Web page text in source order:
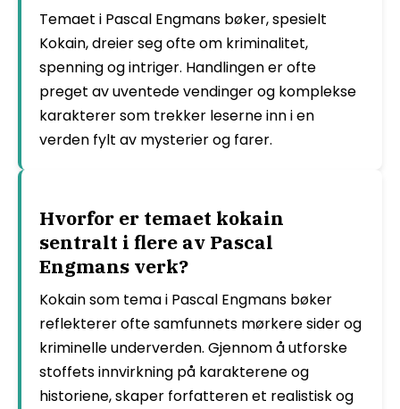
Temaet i Pascal Engmans bøker, spesielt
Kokain, dreier seg ofte om kriminalitet,
spenning og intriger. Handlingen er ofte
preget av uventede vendinger og komplekse
karakterer som trekker leserne inn i en
verden fylt av mysterier og farer.
Hvorfor er temaet kokain
sentralt i flere av Pascal
Engmans verk?
Kokain som tema i Pascal Engmans bøker
reflekterer ofte samfunnets mørkere sider og
kriminelle underverden. Gjennom å utforske
stoffets innvirkning på karakterene og
historiene, skaper forfatteren et realistisk og